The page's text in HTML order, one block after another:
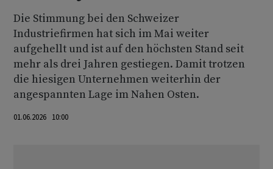
Die Stimmung bei den Schweizer
Industriefirmen hat sich im Mai weiter
aufgehellt und ist auf den höchsten Stand seit
mehr als drei Jahren gestiegen. Damit trotzen
die hiesigen Unternehmen weiterhin der
angespannten Lage im Nahen Osten.
01.06.2026 10:00